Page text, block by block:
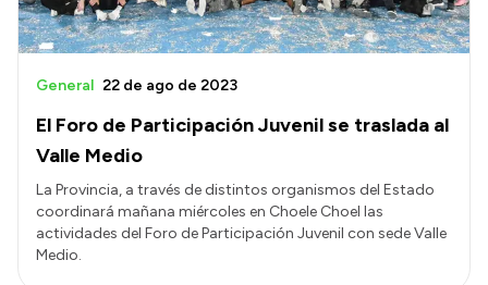
El Foro de Participación Juvenil se traslada al
Valle Medio
General 22 de ago de 2023
La Provincia, a través de distintos organismos del Estado
coordinará mañana miércoles en Choele Choel las
actividades del Foro de Participación Juvenil con sede Valle
Medio.